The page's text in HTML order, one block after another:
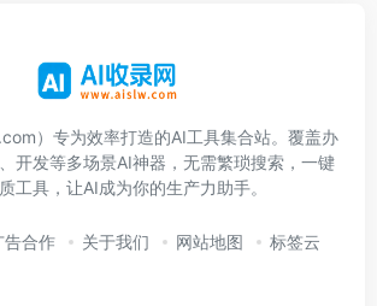
）专为效率打造的AI工具集合站。覆盖办
开发等多场景AI神器，无需繁琐搜索，一键
工具，让AI成为你的生产力助手。
告合作 关于我们 网站地图 标签云